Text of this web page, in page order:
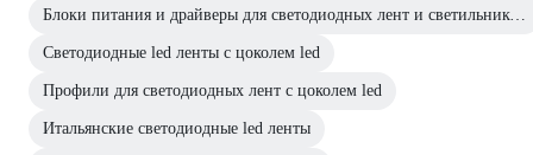
Блоки питания и драйверы для светодиодных лент и светильников IP 20 FERON
Светодиодные led ленты с цоколем led
Профили для светодиодных лент с цоколем led
Итальянские светодиодные led ленты